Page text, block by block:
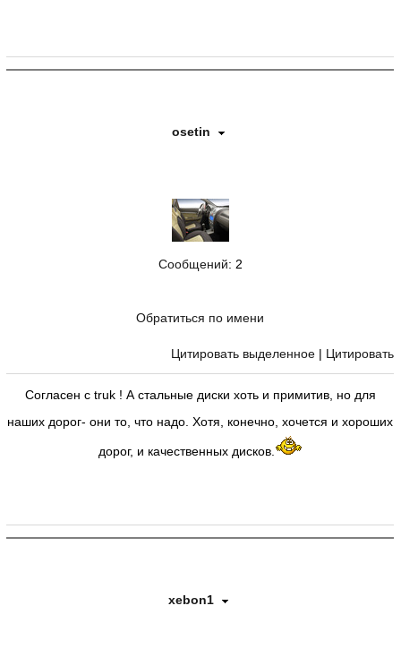
osetin
Сообщений: 2
Обратиться по имени
Цитировать выделенное | Цитировать
Согласен с truk ! А стальные диски хоть и примитив, но для
наших дорог- они то, что надо. Хотя, конечно, хочется и хороших
дорог, и качественных дисков.
xebon1